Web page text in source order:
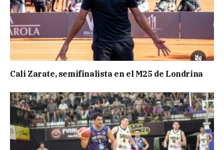
Cali Zarate, semifinalista en el M25 de Londrina